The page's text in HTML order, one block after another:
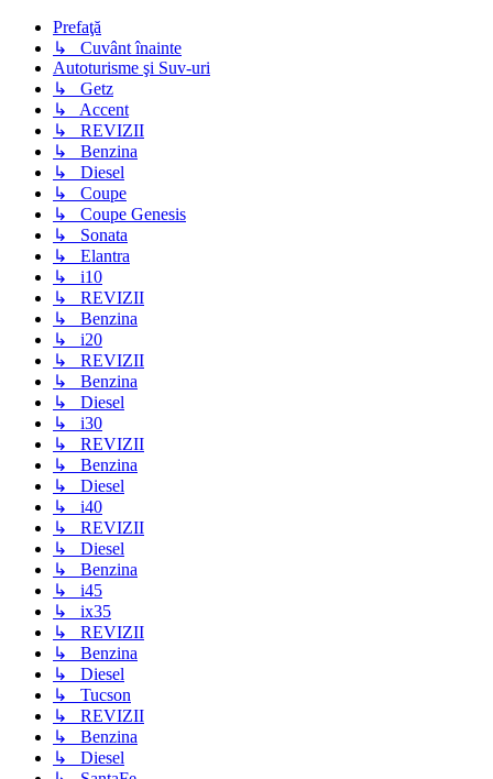
Prefaţă
↳ Cuvânt înainte
Autoturisme şi Suv-uri
↳ Getz
↳ Accent
↳ REVIZII
↳ Benzina
↳ Diesel
↳ Coupe
↳ Coupe Genesis
↳ Sonata
↳ Elantra
↳ i10
↳ REVIZII
↳ Benzina
↳ i20
↳ REVIZII
↳ Benzina
↳ Diesel
↳ i30
↳ REVIZII
↳ Benzina
↳ Diesel
↳ i40
↳ REVIZII
↳ Diesel
↳ Benzina
↳ i45
↳ ix35
↳ REVIZII
↳ Benzina
↳ Diesel
↳ Tucson
↳ REVIZII
↳ Benzina
↳ Diesel